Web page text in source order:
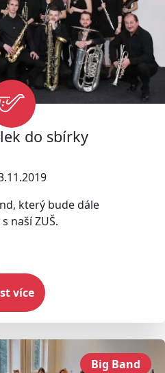
do sbírky
který bude dále
naší ZUŠ.
více
Big Band